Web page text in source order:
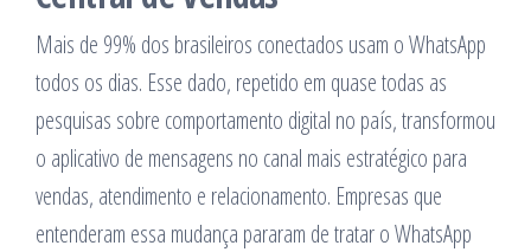
Mais de 99% dos brasileiros conectados usam o WhatsApp
todos os dias. Esse dado, repetido em quase todas as
pesquisas sobre comportamento digital no país, transformou
o aplicativo de mensagens no canal mais estratégico para
vendas, atendimento e relacionamento. Empresas que
entenderam essa mudança pararam de tratar o WhatsApp